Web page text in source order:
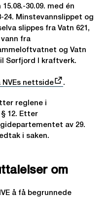
30.09. med én
24. Minstevannslippet og
slippes fra Vatn 621,
fra
og Vatn
Sørfjord I kraftverk.
nettside .
reglene i
12. Etter
av 29.
i saken.
om
å få begrunnede